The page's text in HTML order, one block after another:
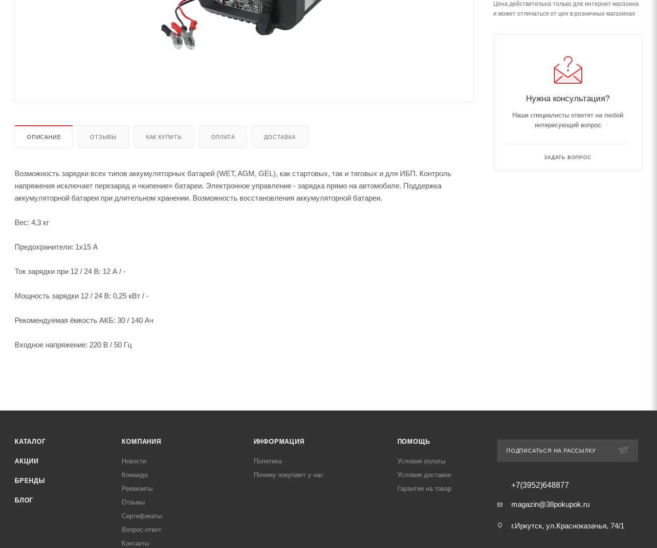
ОПИСАНИЕ ОТЗЫВЫ КАК КУПИТЬ ОПЛАТА ДОСТАВКА
Возможность зарядки всех типов аккумуляторных батарей (WET, AGM, GEL), как стартовых, так и тяговых и для ИБП. Контроль
напряжения исключает перезаряд и «кипение» батареи. Электронное управление - зарядка прямо на автомобиле. Поддержка
аккумуляторной батареи при длительном хранении. Возможность восстановления аккумуляторной батареи.
Вес: 4,3 кг
Предохранители: 1х15 А
Ток зарядки при 12 / 24 В: 12 А / -
Мощность зарядки 12 / 24 В: 0,25 кВт / -
Рекомендуемая ёмкость АКБ: 30 / 140 Ач
Входное напряжение: 220 В / 50 Гц
Цена действительна только для интернет-магазина
и может отличаться от цен в розничных магазинах
Нужна консультация?
Наши специалисты ответят на любой
интересующий вопрос
ЗАДАТЬ ВОПРОС
КАТАЛОГ
АКЦИИ
БРЕНДЫ
БЛОГ
КОМПАНИЯ
Новости
Команда
Реквизиты
Отзывы
Сертификаты
Вопрос-ответ
Контакты
ИНФОРМАЦИЯ
Политика
Почему покупают у нас
ПОМОЩЬ
Условия оплаты
Условия доставки
Гарантия на товар
ПОДПИСАТЬСЯ НА РАССЫЛКУ
+7(3952)648877
magazin@38pokupok.ru
г.Иркутск, ул.Красноказачья, 74/1